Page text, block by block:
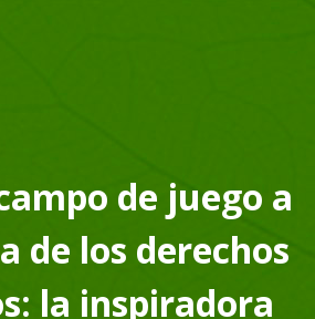
de juego a
de los derechos
la inspiradora